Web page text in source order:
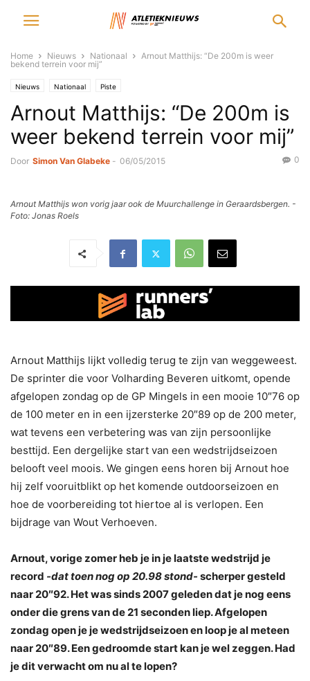
Home Nieuws Nationaal
Arnout Matthijs: “De 200m is weer
bekend terrein voor mij”
Nieuws Nationaal Piste
Arnout Matthijs: “De 200m is
weer bekend terrein voor mij”
Door Simon Van Glabeke - 06/05/2015 0
Arnout Matthijs won vorig jaar ook de Muurchallenge in Geraardsbergen. -
Foto: Jonas Roels
Arnout Matthijs lijkt volledig terug te zijn van weggeweest.
De sprinter die voor Volharding Beveren uitkomt, opende
afgelopen zondag op de GP Mingels in een mooie 10″76 op
de 100 meter en in een ijzersterke 20″89 op de 200 meter,
wat tevens een verbetering was van zijn persoonlijke
besttijd. Een dergelijke start van een wedstrijdseizoen
belooft veel moois. We gingen eens horen bij Arnout hoe
hij zelf vooruitblikt op het komende outdoorseizoen en
hoe de voorbereiding tot hiertoe al is verlopen. Een
bijdrage van Wout Verhoeven.
Arnout, vorige zomer heb je in je laatste wedstrijd je
record -dat toen nog op 20.98 stond- scherper gesteld
naar 20″92. Het was sinds 2007 geleden dat je nog eens
onder die grens van de 21 seconden liep. Afgelopen
zondag open je je wedstrijdseizoen en loop je al meteen
naar 20″89. Een gedroomde start kan je wel zeggen. Had
je dit verwacht om nu al te lopen?